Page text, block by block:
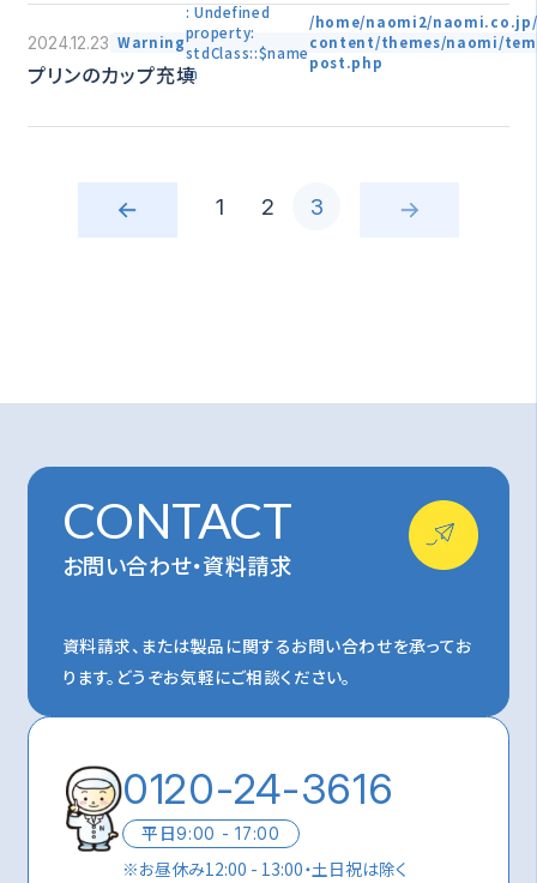
2024.12.23 Warning
: Undefined
property:
stdClass::$name
in
/home/naomi2/
content/themes/naomi/
post.php
プリンのカップ充填
1 2 3
CONTACT
お問い合わせ・資料請求
資料請求、または製品に関するお問い合わせを承ってお
ります。 どうぞお気軽にご相談ください。
0120-24-3616
平日9:00 - 17:00
※お昼休み12:00 - 13:00・土日祝は除く